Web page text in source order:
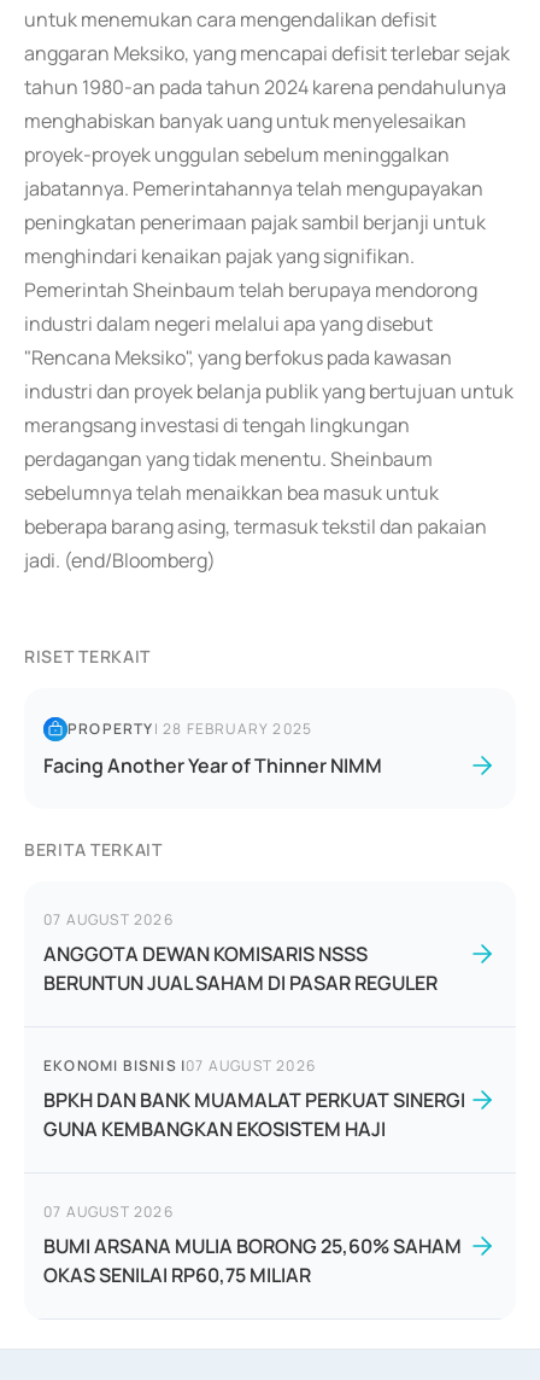
untuk menemukan cara mengendalikan defisit
anggaran Meksiko, yang mencapai defisit terlebar sejak
tahun 1980-an pada tahun 2024 karena pendahulunya
menghabiskan banyak uang untuk menyelesaikan
proyek-proyek unggulan sebelum meninggalkan
jabatannya. Pemerintahannya telah mengupayakan
peningkatan penerimaan pajak sambil berjanji untuk
menghindari kenaikan pajak yang signifikan.
Pemerintah Sheinbaum telah berupaya mendorong
industri dalam negeri melalui apa yang disebut
"Rencana Meksiko", yang berfokus pada kawasan
industri dan proyek belanja publik yang bertujuan untuk
merangsang investasi di tengah lingkungan
perdagangan yang tidak menentu. Sheinbaum
sebelumnya telah menaikkan bea masuk untuk
beberapa barang asing, termasuk tekstil dan pakaian
jadi. (end/Bloomberg)
RISET TERKAIT
PROPERTY|28 FEBRUARY 2025
Facing Another Year of Thinner NIMM
BERITA TERKAIT
07 AUGUST 2026
ANGGOTA DEWAN KOMISARIS NSSS
BERUNTUN JUAL SAHAM DI PASAR REGULER
EKONOMI BISNIS |07 AUGUST 2026
BPKH DAN BANK MUAMALAT PERKUAT SINERGI
GUNA KEMBANGKAN EKOSISTEM HAJI
07 AUGUST 2026
BUMI ARSANA MULIA BORONG 25,60% SAHAM
OKAS SENILAI RP60,75 MILIAR